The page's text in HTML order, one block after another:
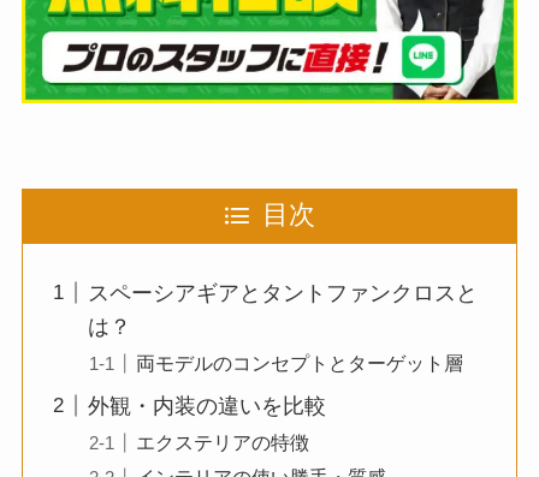
目次
スペーシアギアとタントファンクロスと
は？
両モデルのコンセプトとターゲット層
外観・内装の違いを比較
エクステリアの特徴